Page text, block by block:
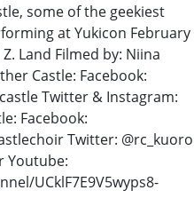
some of the geekiest
at Yukicon February
Land Filmed by: Niina
Castle: Facebook:
Twitter & Instagram:
Facebook:
Twitter: @rc_kuoro
Youtube:
UCklF7E9V5wyps8-